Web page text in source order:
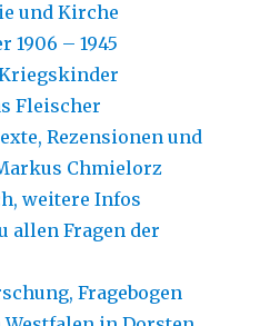
und Kirche
1906 – 1945
Fleischer
Rezensionen und
Chmielorz
weitere Infos
allen Fragen der
Fragebogen